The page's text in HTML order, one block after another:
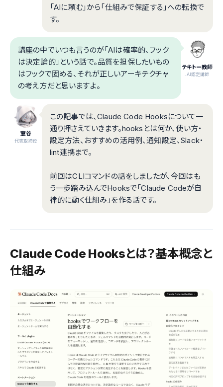
「AIに頼む」から「仕組みで保証する」への転換で
す。
テキトー教師
.AI認定講師
講座の中でいつも言うのが「AIは確率的、フック
は決定論的」という話で。品質を担保したいもの
はフックで固める、それが正しいアーキテクチャ
の考え方だと思いますよ。
室谷
代表取締役
この記事では、Claude Code Hooksについて一
通り押さえていきます。hooksとは何か、使い方・
設定方法、おすすめの活用例、通知設定、Slack・
lint連携まで。
前回はCLIコマンドの話をしましたが、今回はも
う一歩踏み込んでHooksで「Claude Codeが自
律的に動く仕組み」を作る話です。
Claude Code Hooksとは？基本概念と
仕組み